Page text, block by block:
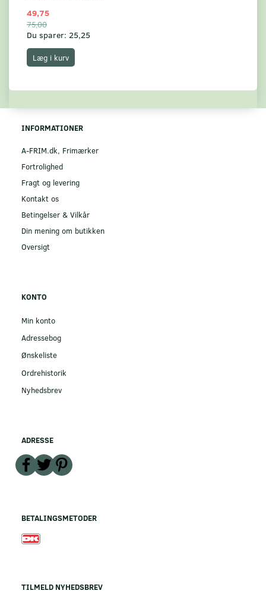
49,75
75,00
Du sparer: 25,25
Læg i kurv
INFORMATIONER
A-FRIM.dk, Frimærker
Fortrolighed
Fragt og levering
Kontakt os
Betingelser & Vilkår
Din mening om butikken
Oversigt
KONTO
Min konto
Adressebog
Ønskeliste
Ordrehistorik
Nyhedsbrev
ADRESSE
BETALINGSMETODER
TILMELD NYHEDSBREV